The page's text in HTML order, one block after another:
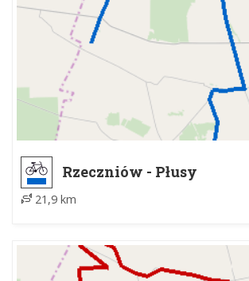
Rzeczniów - Płusy
21,9 km